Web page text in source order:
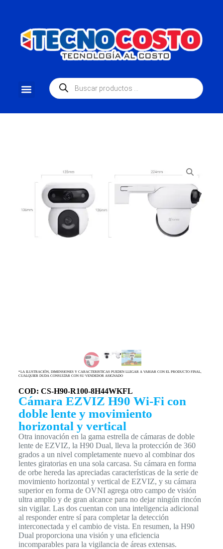
*LA ILUSTRACIÓN, DIMENSIONES Y CARACTERISTICAS PUEDEN LLEGAR A VARIAR CON EL PRODUCTO FINAL,
CUALQUIER DUDA CONSULTAR CON SU VENDEDOR ASIGNADO
COD: CS-H90-R100-8H44WKFL
Cámara EZVIZ H90 Wi-Fi con
doble lente y movimiento
horizontal y vertical
Otra innovación en la gama estrella de cámaras de doble
lente de EZVIZ, la H90 Dual, lleva la protección de 360 ​​
grados a un nivel completamente nuevo al combinar dos
lentes giratorias en una sola carcasa. Su cámara en forma
de orbe hereda las apreciadas características de la serie de
movimiento horizontal y vertical de EZVIZ, y su cámara
superior en forma de OVNI agrega otro campo de visión
ultra amplio y de gran alcance para no dejar ningún rincón
sin vigilar. Las dos cuentan con una inteligencia adicional
al responder entre sí para completar la detección
interconectada y el cambio de vista. En resumen, la H90
Dual proporciona una visión y una eficiencia
incomparables para la vigilancia de áreas extensas.